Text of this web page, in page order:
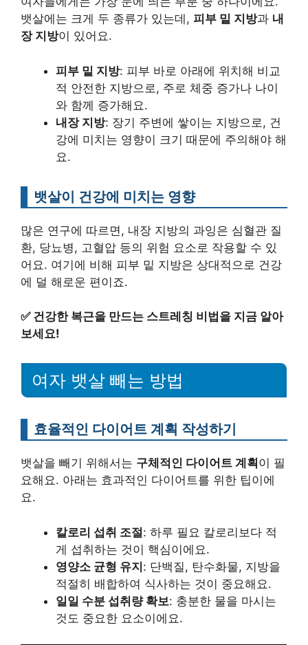
뱃살에는 크게 두 종류가 있는데, 피부 밑 지방과 내
장 지방이 있어요.
피부 밑 지방: 피부 바로 아래에 위치해 비교
적 안전한 지방으로, 주로 체중 증가나 나이
와 함께 증가해요.
내장 지방: 장기 주변에 쌓이는 지방으로, 건
강에 미치는 영향이 크기 때문에 주의해야 해
요.
뱃살이 건강에 미치는 영향
많은 연구에 따르면, 내장 지방의 과잉은 심혈관 질
환, 당뇨병, 고혈압 등의 위험 요소로 작용할 수 있
어요. 여기에 비해 피부 밑 지방은 상대적으로 건강
에 덜 해로운 편이죠.
✅ 건강한 복근을 만드는 스트레칭 비법을 지금 알아
보세요!
여자 뱃살 빼는 방법
효율적인 다이어트 계획 작성하기
뱃살을 빼기 위해서는 구체적인 다이어트 계획 이 필
요해요. 아래는 효과적인 다이어트를 위한 팁이에
요.
칼로리 섭취 조절: 하루 필요 칼로리보다 적
게 섭취하는 것이 핵심이에요.
영양소 균형 유지: 단백질, 탄수화물, 지방을
적절히 배합하여 식사하는 것이 중요해요.
일일 수분 섭취량 확보: 충분한 물을 마시는
것도 중요한 요소이에요.